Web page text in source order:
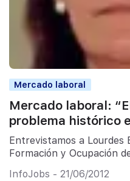
Mercado laboral
Mercado laboral:
problema histórico
Entrevistamos a Lourdes
Formación y Ocupación
InfoJobs - 21/06/2012